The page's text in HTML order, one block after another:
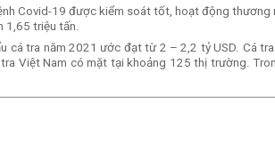
Covid-19 được kiểm soát tốt, hoạt động
1,65 triệu tấn.
cá tra năm 2021 ước đạt từ 2 – 2,2 tỷ USD. Cá
Việt Nam có mặt tại khoảng 125 thị trường.